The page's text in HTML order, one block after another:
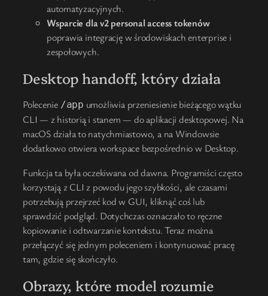
automatyzacyjnych.
Wsparcie dla v2 personal access tokenów
poprawia integrację w środowiskach enterprise i
zespołowych.
Desktop handoff, który działa
Polecenie /app umożliwia przeniesienie bieżącego wątku
CLI — z historią i stanem — do aplikacji desktopowej. Na
macOS działa to natychmiastowo, a na Windowsie
dodatkowo otwiera workspace bezpośrednio w Desktop.
Funkcja ta była oczekiwana od dawna. Programiści często
korzystają z CLI z powodu jego szybkości, ale czasami
potrzebują przejrzeć kod w GUI, kliknąć coś lub
sprawdzić podgląd. Dotychczas oznaczało to ręczne
kopiowanie i odtwarzanie kontekstu. Teraz można
przełączyć się jednym poleceniem i kontynuować pracę
tam, gdzie się skończyło.
Obrazy, które model rozumie